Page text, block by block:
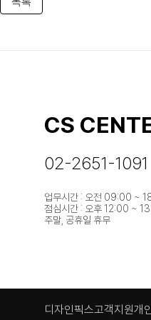
CS
02-2651-1091
업무시간 : 오전 09:00 ~
점심시간 : 오후 12:00 ~
주말, 공휴일 휴무
디자인픽스고객지원개